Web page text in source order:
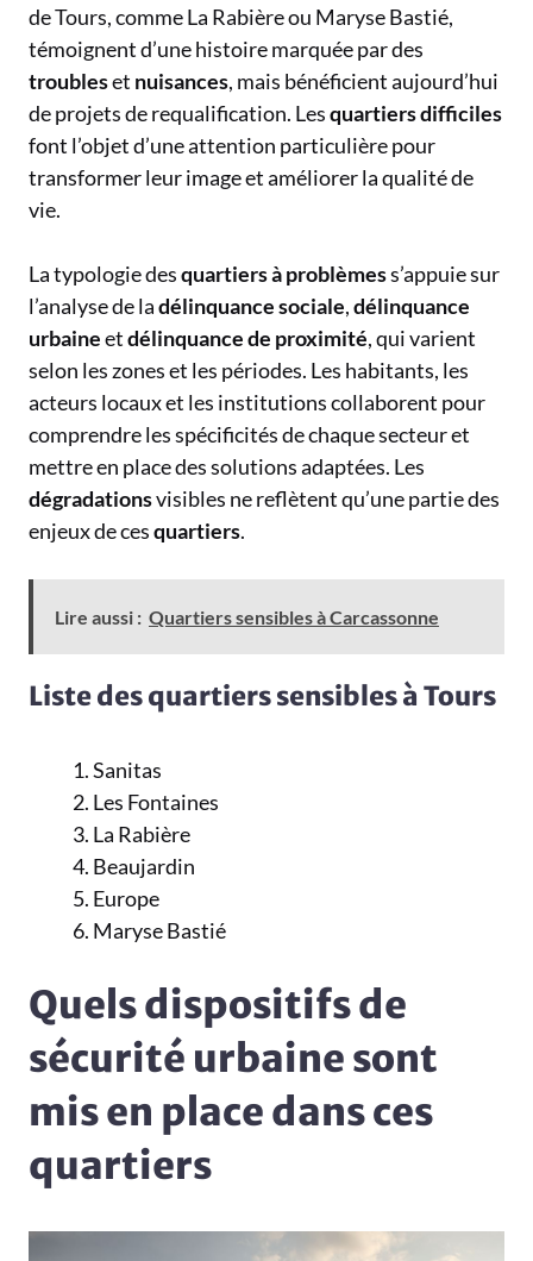
de Tours, comme La Rabière ou Maryse Bastié,
témoignent d’une histoire marquée par des
troubleset nuisances, mais bénéficient aujourd’hui
de projets de requalification. Lesquartiers difficiles
font l’objet d’une attention particulière pour
transformer leur image et améliorer la qualité de
vie.
La typologie desquartiers à problèmess’appuie sur
l’analyse de ladélinquance sociale,délinquance
urbaineetdélinquance de proximité, qui varient
selon les zones et les périodes. Les habitants, les
acteurs locaux et les institutions collaborent pour
comprendre les spécificités de chaque secteur et
mettre en place des solutions adaptées. Les
dégradationsvisibles ne reflètent qu’une partie des
enjeux de cesquartiers.
Lire aussi : Quartiers sensibles à Carcassonne
Liste des quartiers sensibles à Tours
Sanitas
Les Fontaines
La Rabière
Beaujardin
Europe
Maryse Bastié
Quels dispositifs de
sécurité urbaine sont
mis en place dans ces
quartiers